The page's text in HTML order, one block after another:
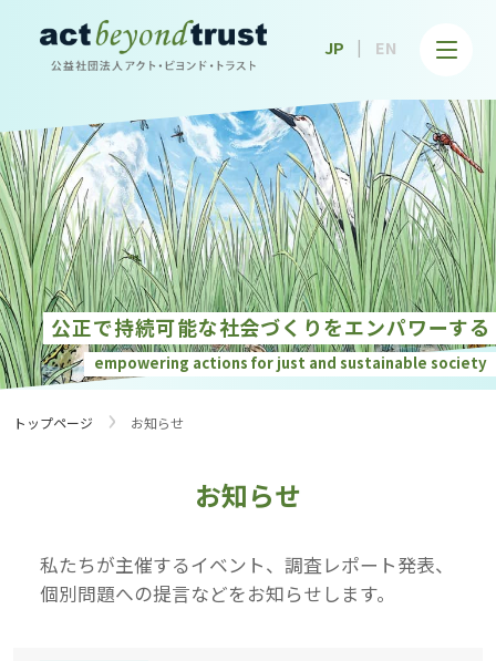
公益社団法人アクト・ビヨンド・トラスト
JP EN
公正で持続可能な社会づくりをエンパワーする
empowering actions for just and sustainable society
トップページ › お知らせ
お知らせ
私たちが主催するイベント、調査レポート発表、
個別問題への提言などをお知らせします。